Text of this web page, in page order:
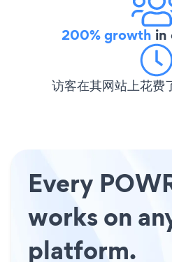
200% growth in
访客在其网站上花费
Every
works on
platform.